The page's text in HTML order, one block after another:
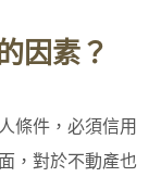
因素？
條件，必須信用
，對於不動產也